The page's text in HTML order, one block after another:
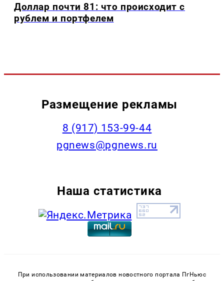
Доллар почти 81: что происходит с
рублем и портфелем
Размещение рекламы
‭8 (917) 153-99-44
pgnews@pgnews.ru
Наша статистика
При использовании материалов новостного портала ПгНьюс